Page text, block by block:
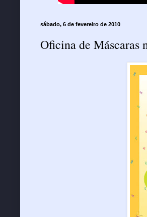
sábado, 6 de fevereiro de 2010
Oficina de Máscaras